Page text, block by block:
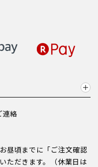
連絡
昼頃までに「ご注文確認
ただきます。（休業日は